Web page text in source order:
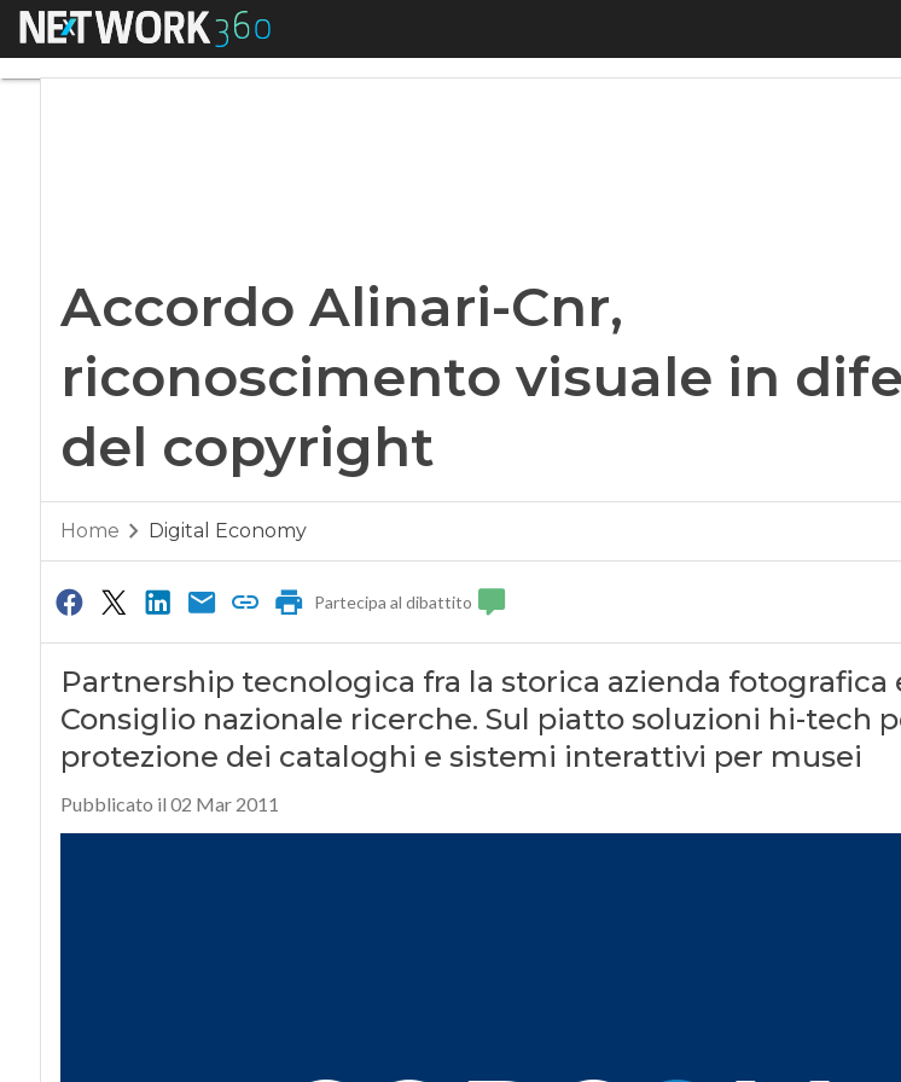
Menu
Accordo Alinari-Cnr,
riconoscimento visuale in
del copyright
Home Digital Economy
Partecipa al dibattito
Partnership tecnologica fra la storica azienda fotografica
Consiglio nazionale ricerche. Sul piatto soluzioni hi-tech
protezione dei cataloghi e sistemi interattivi per musei
Pubblicato il 02 Mar 2011